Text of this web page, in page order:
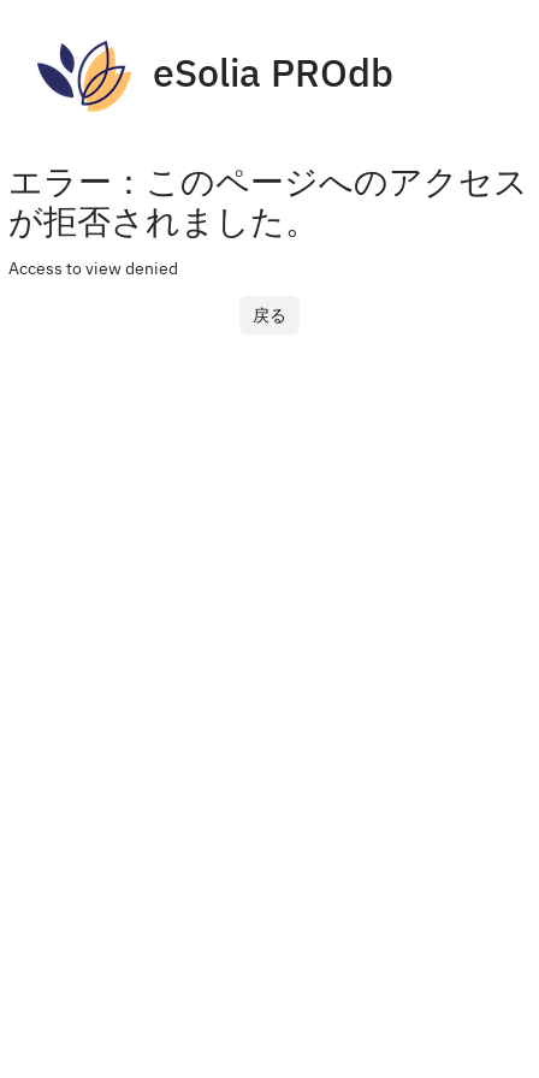
eSolia PROdb
エラー：このページへのアクセス
が拒否されました。
Access to view denied
戻る